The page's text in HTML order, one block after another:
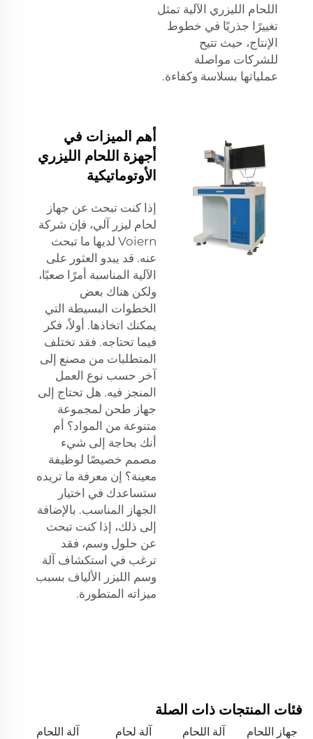
اللحام الليزري الآلية تمثل
تغييرًا جذريًا في خطوط
الإنتاج، حيث تتيح
للشركات مواصلة
عملياتها بسلاسة وكفاءة.
أهم الميزات في
أجهزة اللحام الليزري
الأوتوماتيكية
إذا كنت تبحث عن جهاز
لحام ليزر آلي، فإن شركة
Voiern لديها ما تبحث
عنه. قد يبدو العثور على
الآلية المناسبة أمرًا صعبًا،
ولكن هناك بعض
الخطوات البسيطة التي
يمكنك اتخاذها. أولاً، فكر
فيما تحتاجه. فقد تختلف
المتطلبات من مصنع إلى
آخر حسب نوع العمل
المنجز فيه. هل تحتاج إلى
جهاز طحن لمجموعة
متنوعة من المواد؟ أم
أنك بحاجة إلى شيء
مصمم خصيصًا لوظيفة
معينة؟ إن معرفة ما تريده
ستساعدك في اختيار
الجهاز المناسب. بالإضافة
إلى ذلك، إذا كنت تبحث
عن حلول وسم، فقد
ترغب في استكشاف آلة
وسم الليزر الألياف بسبب
ميزاته المتطورة.
فئات المنتجات ذات الصلة
جهاز اللحام
آلة اللحام
آلة لحام
آلة اللحام